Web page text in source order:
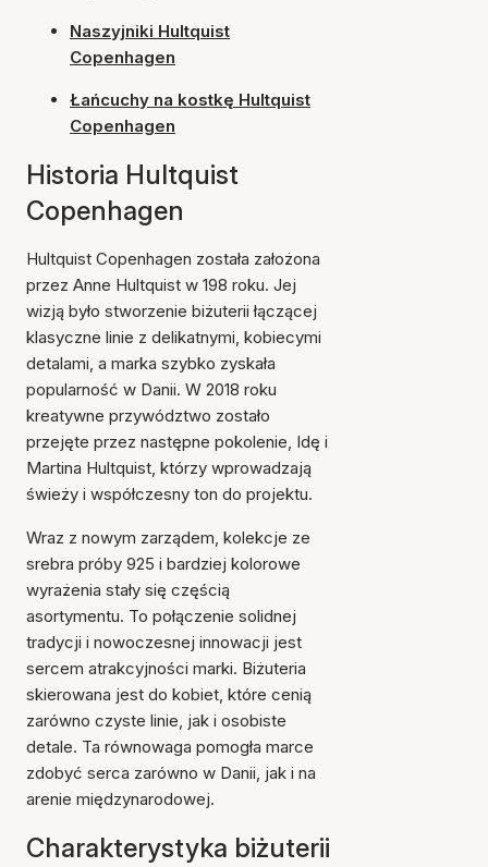
Naszyjniki Hultquist
Copenhagen
Łańcuchy na kostkę Hultquist
Copenhagen
Historia Hultquist
Copenhagen
Hultquist Copenhagen została założona
przez Anne Hultquist w 198 roku. Jej
wizją było stworzenie biżuterii łączącej
klasyczne linie z delikatnymi, kobiecymi
detalami, a marka szybko zyskała
popularność w Danii. W 2018 roku
kreatywne przywództwo zostało
przejęte przez następne pokolenie, Idę i
Martina Hultquist, którzy wprowadzają
świeży i współczesny ton do projektu.
Wraz z nowym zarządem, kolekcje ze
srebra próby 925 i bardziej kolorowe
wyrażenia stały się częścią
asortymentu. To połączenie solidnej
tradycji i nowoczesnej innowacji jest
sercem atrakcyjności marki. Biżuteria
skierowana jest do kobiet, które cenią
zarówno czyste linie, jak i osobiste
detale. Ta równowaga pomogła marce
zdobyć serca zarówno w Danii, jak i na
arenie międzynarodowej.
Charakterystyka biżuterii